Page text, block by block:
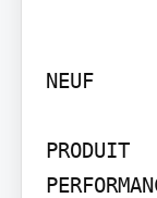
NEUF
PRODUIT